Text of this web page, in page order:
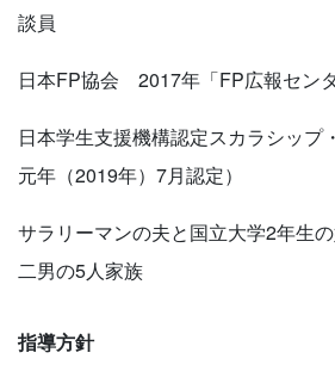
談員
日本FP協会 2017年「FP広報セン
日本学生支援機構認定スカラシップ
元年（2019年）7月認定）
サラリーマンの夫と国立大学2年生
二男の5人家族
指導方針